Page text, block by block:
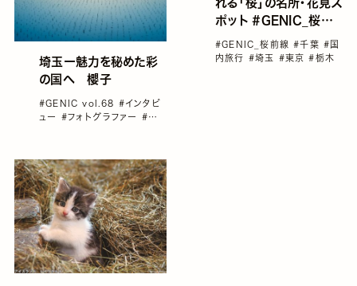
埼玉ー魅力を秘めた彩
の国へ 櫻子
#GENIC vol.68 #インタビ
ュー #フォトグラファー #写
れる「桜」の名所・花見ス
ポット #GENIC_桜前
線＜2024年＞
#GENIC_桜前線#千葉 #国
内旅行 #埼玉 #東京#栃木